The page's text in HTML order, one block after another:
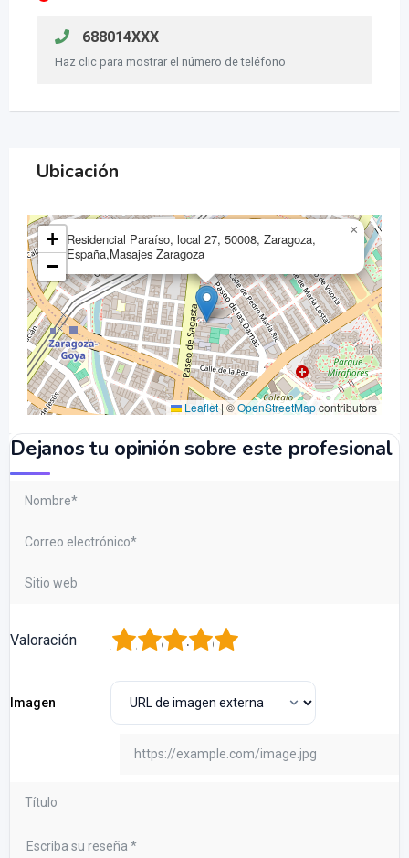
688014XXX
Haz clic para mostrar el número de teléfono
Ubicación
Residencial Paraíso, local 27, 50008, Zaragoza,
España,Masajes Zaragoza
×
+
−
Leaflet | ©OpenStreetMapcontributors
Dejanos tu opinión sobre este profesional
Valoración 5
4
3
2
Imagen